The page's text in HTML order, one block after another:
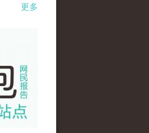
更多
120814.jpg